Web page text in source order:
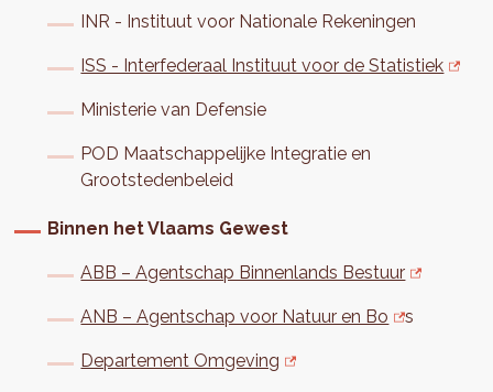
INR - Instituut voor Nationale Rekeningen
ISS - Interfederaal Instituut voor de Statistiek
Ministerie van Defensie
POD Maatschappelijke Integratie en
Grootstedenbeleid
Binnen het Vlaams Gewest
ABB – Agentschap Binnenlands Bestuur
ANB – Agentschap voor Natuur en Bo s
Departement Omgeving